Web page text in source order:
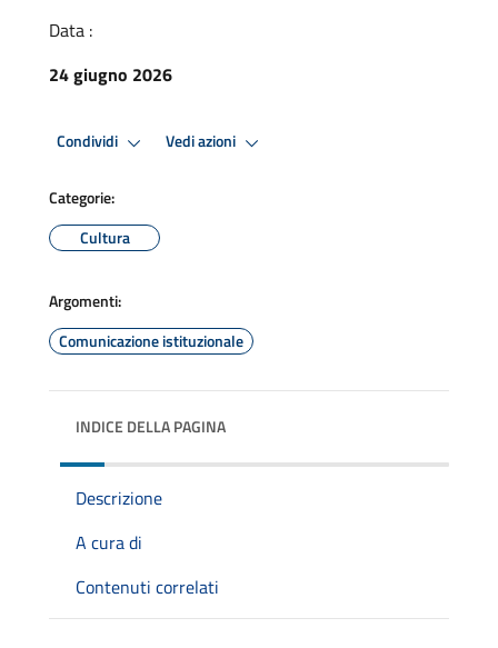
Data :
24 giugno 2026
Condividi Vedi azioni
Categorie:
Cultura
Argomenti:
Comunicazione istituzionale
INDICE DELLA PAGINA
Descrizione
A cura di
Contenuti correlati